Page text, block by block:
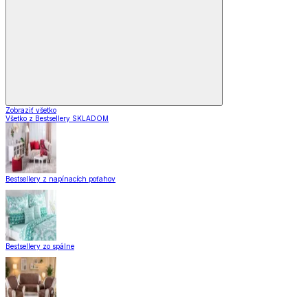
Zobraziť všetko
Všetko z Bestsellery SKLADOM
Bestsellery z napínacích poťahov
Bestsellery zo spálne